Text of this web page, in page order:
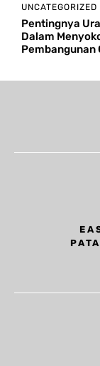
UNCATEGORIZED
Pentingnya
Dalam
Pembangunan